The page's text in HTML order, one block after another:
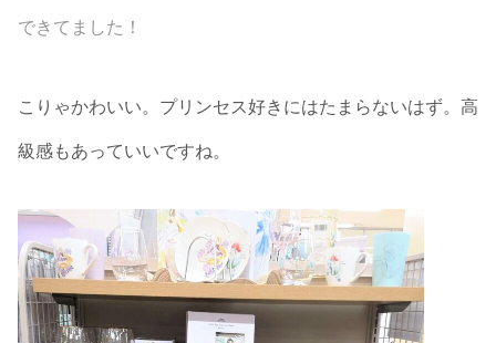
できてました！
こりゃかわいい。プリンセス好きにはたまらないはず。高
級感もあっていいですね。